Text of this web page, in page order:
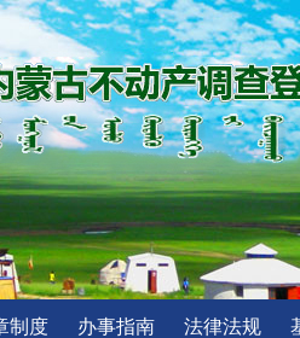
制度 办事指南 法律法规